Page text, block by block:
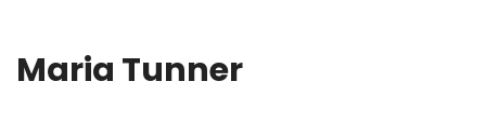
Maria Tunner